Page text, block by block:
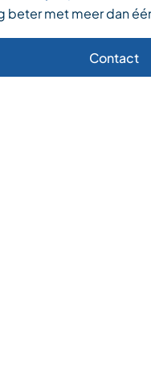
beter met meer dan
Contact